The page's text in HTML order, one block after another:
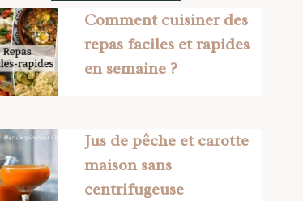
Comment cuisiner des
repas faciles et rapides
en semaine ?
Jus de pêche et carotte
maison sans
centrifugeuse